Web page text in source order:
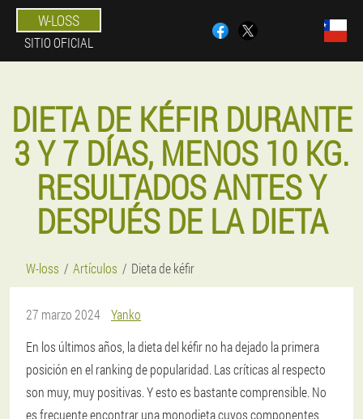
W-LOSS
SITIO OFICIAL
DIETA DE KÉFIR DURANTE
3 Y 7 DÍAS, MENOS 10 KG.
RESULTADOS ANTES Y
DESPUÉS DE LA DIETA
W-loss Artículos Dieta de kéfir
27 marzo 2024
Yanko
En los últimos años, la dieta del kéfir no ha dejado la primera
posición en el ranking de popularidad. Las críticas al respecto
son muy, muy positivas. Y esto es bastante comprensible. No
es frecuente encontrar una monodieta cuyos componentes